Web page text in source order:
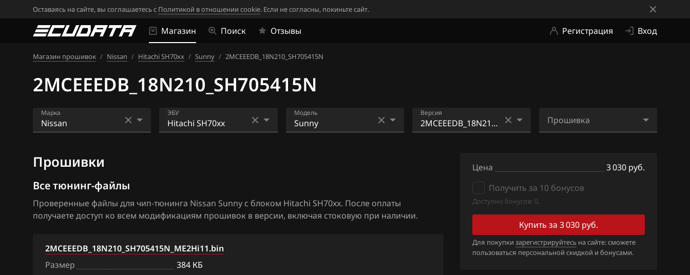
Оставаясь на сайте, вы соглашаетесь с Политикой в отношении cookie. Если не согласны, покиньте сайт.
Магазин Поиск Отзывы Регистрация Вход
Магазин прошивок / Nissan / Hitachi SH70xx / Sunny / 2MCEEEDB_18N210_SH705415N
2MCEEEDB_18N210_SH705415N
Марка
Alfa Romeo
ATLAS
Audi
BAW
Bentley
ЭБУ
Bosch ME17.9.51
Denso SH7059
Hitachi SH70xx
Модель
Armada
Версия
2MCEEE9D9_18N270_SH
2MCEEEDB_18N210_SH7
2MCEEEDB_18N510_SH7
Прошивка
Прошивки
Все тюнинг-файлы
Проверенные файлы для чип-тюнинга Nissan Sunny с блоком Hitachi SH70xx. После оплаты
получаете доступ ко всем модификациям прошивок в версии, включая стоковую при наличии.
2MCEEEDB_18N210_SH705415N_ME2Hi11.bin
Размер
384 КБ
Цена
3 030 руб.
Получить за 10 бонусов
Доступно бонусов: 0.
Купить за 3 030 руб.
Для покупки зарегистрируйтесь на сайте: сможете
пользоваться персональной скидкой и бонусами.